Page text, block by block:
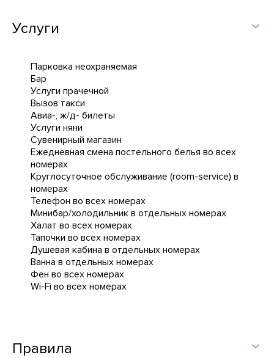
Услуги
Парковка неохраняемая
Бар
Услуги прачечной
Вызов такси
Авиа-, ж/д- билеты
Услуги няни
Сувенирный магазин
Ежедневная cмена постельного белья во всех
номерах
Круглосуточное обслуживание (room-service) в
номерах
Телефон во всех номерах
Минибар/холодильник в отдельных номерах
Халат во всех номерах
Тапочки во всех номерах
Душевая кабина в отдельных номерах
Ванна в отдельных номерах
Фен во всех номерах
Wi-Fi во всех номерах
Правила